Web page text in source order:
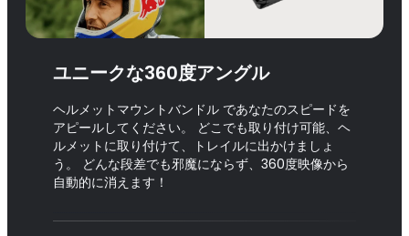
ユニークな360度アングル
ヘルメットマウントバンドル であなたのスピードを
アピールしてください。 どこでも取り付け可能、ヘ
ルメットに取り付けて、トレイルに出かけましょ
う。 どんな段差でも邪魔にならず、360度映像から
自動的に消えます！